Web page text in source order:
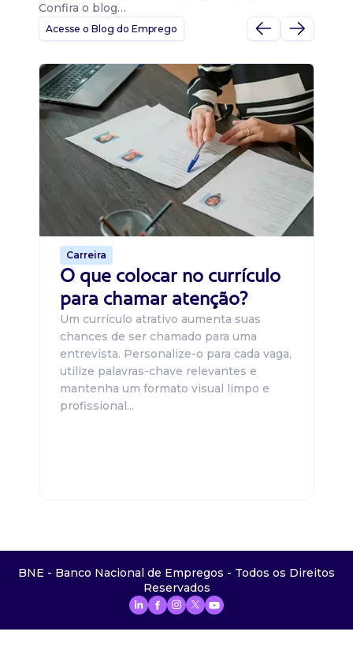
Confira o blog…
Acesse o Blog do Emprego
Carreira
O que colocar no currículo
para chamar atenção?
Um currículo atrativo aumenta suas
chances de ser chamado para uma
entrevista. Personalize-o para cada vaga,
utilize palavras-chave relevantes e
mantenha um formato visual limpo e
profissional...
BNE - Banco Nacional de Empregos - Todos os Direitos
Reservados